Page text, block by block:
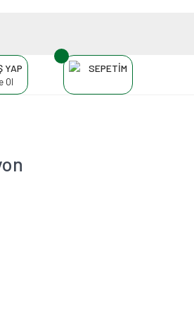
YAP
Ol
SEPETİM